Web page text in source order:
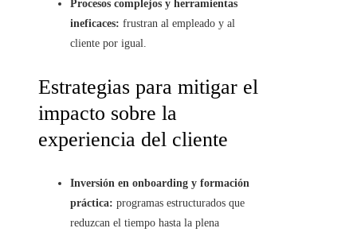
Procesos complejos y herramientas
ineficaces: frustran al empleado y al
cliente por igual.
Estrategias para mitigar el
impacto sobre la
experiencia del cliente
Inversión en onboarding y formación
práctica: programas estructurados que
reduzcan el tiempo hasta la plena